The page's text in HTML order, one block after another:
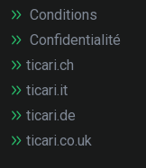
Conditions
Confidentialité
ticari.ch
ticari.it
ticari.de
ticari.co.uk